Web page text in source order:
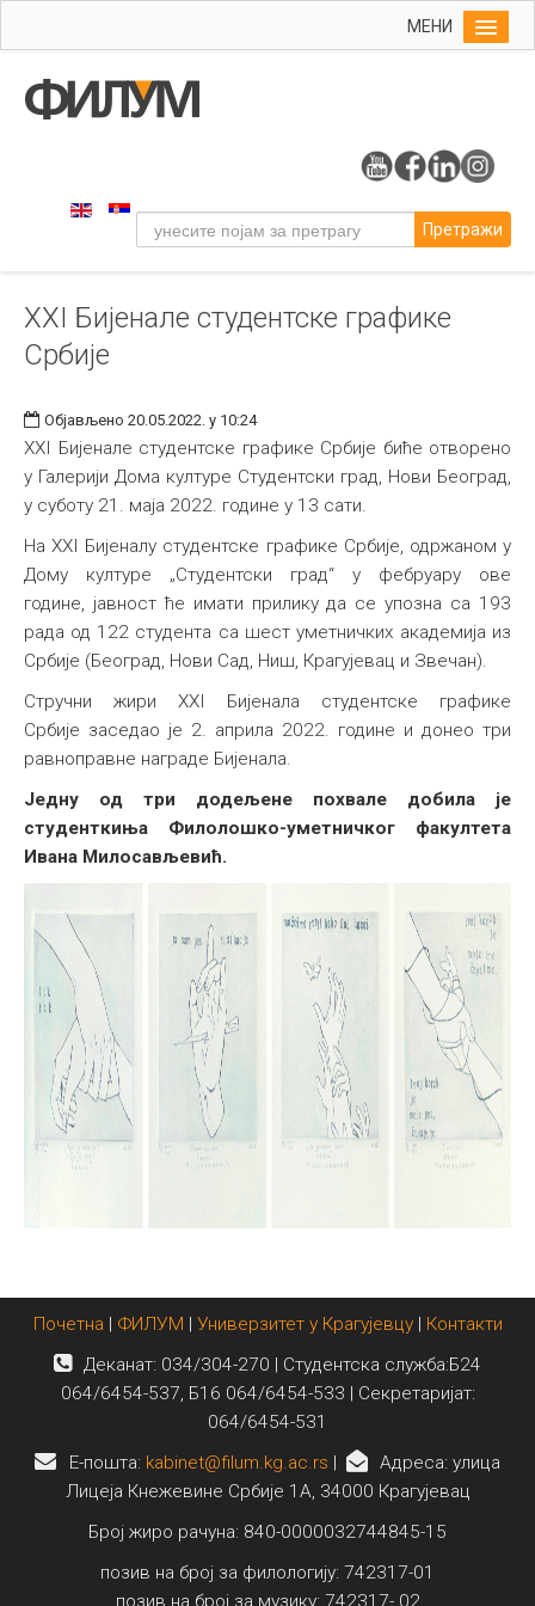
МЕНИ
Упис
Уметност
Музичка уметност
Примењена и ликовна уметност
Издаваштво
Библиотека
Међународна
Претражи
XXI Бијеналe студентске графике
Србије
Објављено 20.05.2022. у 10:24
XXI Бијенале студентске графике Србије биће отворено
у Галерији Дома културе Студентски град, Нови Београд,
у суботу 21. маја 2022. године у 13 сати.
На XXI Бијеналу студентске графике Србије, одржаном у
Дому културе „Студентски град“ у фебруару ове
године, јавност ће имати прилику да се упозна са 193
рада од 122 студента са шест уметничких академија из
Србије (Београд, Нови Сад, Ниш, Крагујевац и Звечан).
Стручни жири XXI Бијенала студентске графике
Србије заседао је 2. априла 2022. године и донео три
равноправне награде Бијенала.
Једну од три додељене похвале добила је
студенткиња Филолошко-уметничког факултета
Ивана Милосављевић.
Почетна | ФИЛУМ | Универзитет у Крагујевцу| Контакти
Деканат: 034/304-270 | Студентска служба:Б24
064/6454-537, Б16 064/6454-533 | Секретаријат:
064/6454-531
E-пошта: kabinet@filum.kg.ac.rs |
Адреса: улица
Лицеја Кнежевине Србије 1А, 34000 Крагујевац
Број жиро рачуна: 840-0000032744845-15
позив на број за филологију: 742317-01
позив на број за музику: 742317- 02